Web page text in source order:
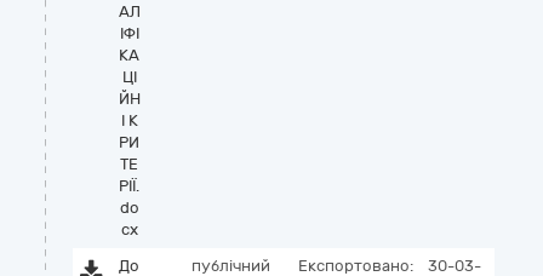
АЛ
ІФІ
КА
ЦІ
ЙН
І К
РИ
ТЕ
РІЇ.
do
cx
До
публічний Експортовано:
30-03-